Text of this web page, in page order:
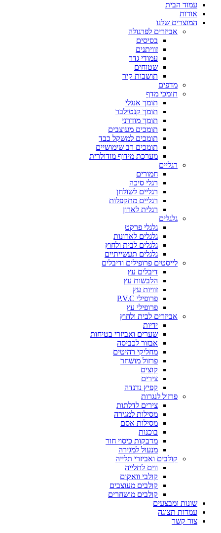
עמוד הבית
אודות
המוצרים שלנו
אביזרים לפרגולה
בסיסים
זוויתנים
עמודי גדר
שטוחים
תושבות קיר
מדפים
תומכי מדף
תומך אנגלי
תומך קנטילבר
תומך מודרני
תומכים מעוצבים
תומכים למשקל כבד
תומכים רב שימושיים
מערכת מידוף מודולרית
רגליים
חמורים
רגלי סיכה
רגליים לשולחן
רגליים מתקפלות
רגלית לארון
גלגלים
גלגלי פרקט
גלגלים לארונות
גלגלים לבית ולחוץ
גלגלים תעשייתיים
לייסטים פרופילים ודיבלים
דיבלים עץ
הלבשות עץ
זוויות עץ
פרופילי P.V.C
פרופילי עץ
אביזרים לבית ולחוץ
ידיות
שערים ואביזרי בטיחות
אבזור לכביסה
מחליקי רהיטים
פרזול מושחר
קוצים
צירים
קפיץ נדנדה
פרזול לנגרות
צירים לדלתות
מסילות למגירה
מסילות אסם
בוכנות
מדבקות כיסוי חור
מנעול למגירה
קולבים ואביזרי תלייה
ווים לתלייה
קולבי וואקום
קולבים מעוצבים
קולבים מושחרים
שונות ומבצעים
עמדות תצוגה
צור קשר